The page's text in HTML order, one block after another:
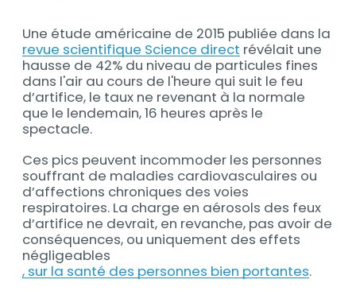
Une étude américaine de 2015 publiée dans la
revue scientifique Science direct révélait une
hausse de 42% du niveau de particules fines
dans l'air au cours de l'heure qui suit le feu
d’artifice, le taux ne revenant à la normale
que le lendemain, 16 heures après le
spectacle.
Ces pics peuvent incommoder les personnes
souffrant de maladies cardiovasculaires ou
d’affections chroniques des voies
respiratoires. La charge en aérosols des feux
d’artifice ne devrait, en revanche, pas avoir de
conséquences, ou uniquement des effets
négligeables
, sur la santé des personnes bien portantes.